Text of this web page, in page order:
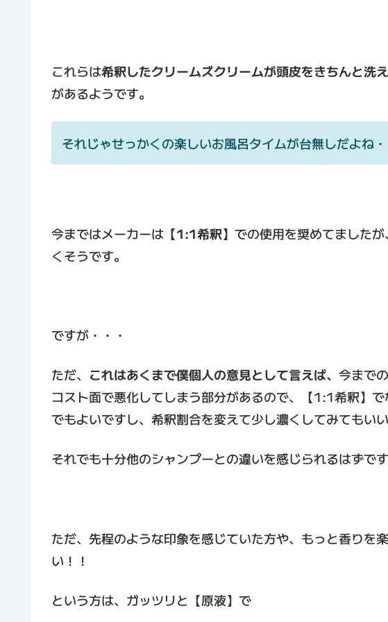
これらは希釈したクリームズクリームが頭皮をきちんと洗
があるようです。
それじゃせっかくの楽しいお風呂タイムが台無しだよね・
今まではメーカーは 【1:1希釈】 での使用を奨めてました
くそうです。
ですが・・・
ただ、 これはあくまで僕個人の意見として言えば、 今まで
コスト面で悪化してしまう部分があるので、【1:1希釈】
でもよいですし、希釈割合を変えて少し濃くしてみてもいい
それでも十分他のシャンプーとの違いを感じられるはずです
ただ、先程のような印象を感じていた方や、もっと香りを
い！！
という方は、ガッツリと【原液】で